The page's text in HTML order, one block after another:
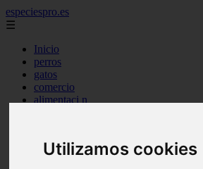
Utilizamos cookies
especiespro.es
☰
Inicio
perros
gatos
comercio
alimentaci n
tenencia responsable